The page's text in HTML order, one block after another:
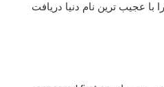
با عجیب ترین نام دنیا دریافت